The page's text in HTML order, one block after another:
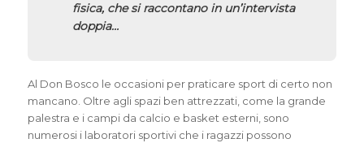
fisica, che si raccontano in un’intervista
doppia…
Al Don Bosco le occasioni per praticare sport di certo non
mancano. Oltre agli spazi ben attrezzati, come la grande
palestra e i campi da calcio e basket esterni, sono
numerosi i laboratori sportivi che i ragazzi possono